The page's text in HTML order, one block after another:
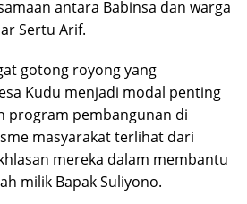
antara Babinsa dan warga
Sertu Arif.
gotong royong yang
Kudu menjadi modal penting
program pembangunan di
masyarakat terlihat dari
mereka dalam membantu
milik Bapak Suliyono.